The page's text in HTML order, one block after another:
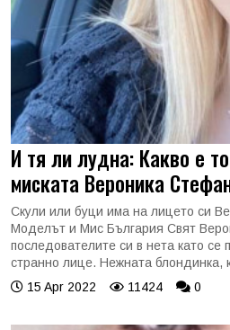
И тя ли лудна: Какво е
миската Вероника
Скули или буци има на лицето си
Моделът и Мис България Свят
последователите си в нета като се
странно лице. Нежната блондинка,
15 Apr 2022
11424 0